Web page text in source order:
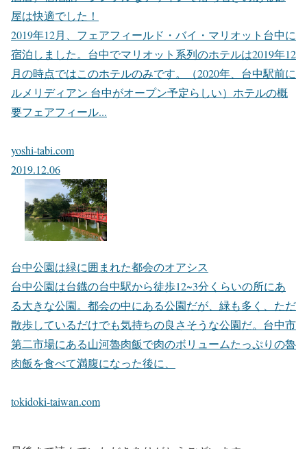
屋は快適でした！
2019年12月、フェアフィールド・バイ・マリオット台中に
宿泊しました。台中でマリオット系列のホテルは2019年12
月の時点ではこのホテルのみです。（2020年、台中駅前に
ルメリディアン 台中がオープン予定らしい）ホテルの概
要フェアフィール...
yoshi-tabi.com
2019.12.06
台中公園は緑に囲まれた都会のオアシス
台中公園は台鐡の台中駅から徒歩12~3分くらいの所にあ
る大きな公園。都会の中にある公園だが、緑も多く、ただ
散歩しているだけでも気持ちの良さそうな公園だ。台中市
第二市場にある山河魯肉飯で肉のボリュームたっぷりの魯
肉飯を食べて満腹になった後に、
tokidoki-taiwan.com